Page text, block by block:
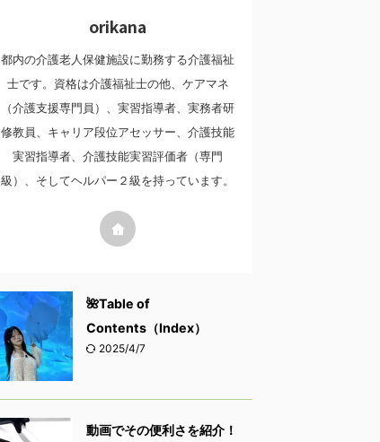
orikana
都内の介護老人保健施設に勤務する介護福祉
士です。資格は介護福祉士の他、ケアマネ
（介護支援専門員）、実習指導者、実務者研
修教員、キャリア段位アセッサー、介護技能
実習指導者、介護技能実習評価者（専門
級）、そしてヘルパー２級を持っています。
🌺Table of
Contents（Index）
2025/4/7
動画でその便利さを紹介！